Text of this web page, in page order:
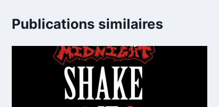
Publications similaires